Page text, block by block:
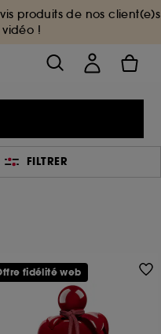
produits de nos client(e)s
!
FILTRER
fidélité web